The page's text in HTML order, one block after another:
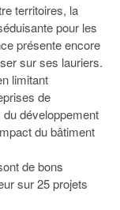
territoires, la
pour les
présente encore
sur ses lauriers.
limitant
de
du développement
du bâtiment
de bons
sur 25 projets